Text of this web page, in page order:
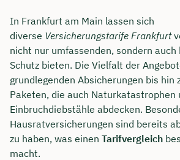
In Frankfurt am Main lassen sich
diverse Versicherungstarife Frankfurt
nicht nur umfassenden, sondern
Schutz bieten. Die Vielfalt der
grundlegenden Absicherungen bis hin
Paketen, die auch Naturkatastrophen
Einbruchdiebstähle abdecken.
Hausratversicherungen sind bereits
zu haben, was einen Tarifvergleich
macht.